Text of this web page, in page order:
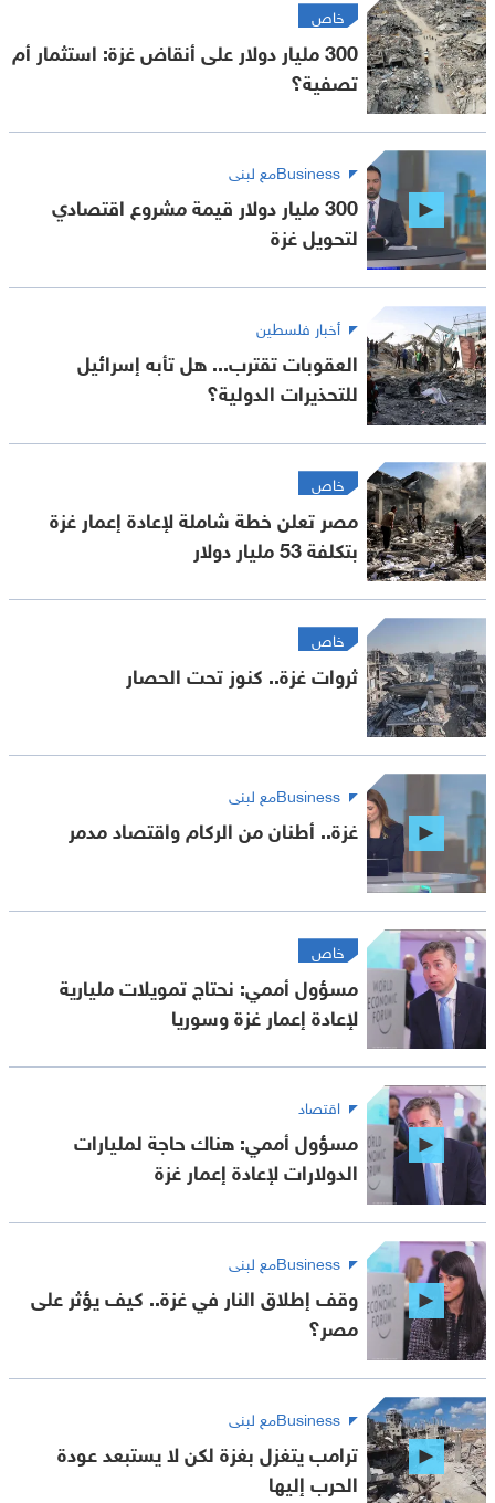
خاص
300 مليار دولار على أنقاض غزة: استثمار أم
تصفية؟
Businessمع لبنى
300 مليار دولار قيمة مشروع اقتصادي
لتحويل غزة
أخبار فلسطين
العقوبات تقترب... هل تأبه إسرائيل
للتحذيرات الدولية؟
خاص
مصر تعلن خطة شاملة لإعادة إعمار غزة
بتكلفة 53 مليار دولار
خاص
ثروات غزة.. كنوز تحت الحصار
Businessمع لبنى
غزة.. أطنان من الركام واقتصاد مدمر
خاص
مسؤول أممي: نحتاج تمويلات مليارية
لإعادة إعمار غزة وسوريا
اقتصاد
مسؤول أممي: هناك حاجة لمليارات
الدولارات لإعادة إعمار غزة
Businessمع لبنى
وقف إطلاق النار في غزة.. كيف يؤثر على
مصر؟
Businessمع لبنى
ترامب يتغزل بغزة لكن لا يستبعد عودة
الحرب إليها